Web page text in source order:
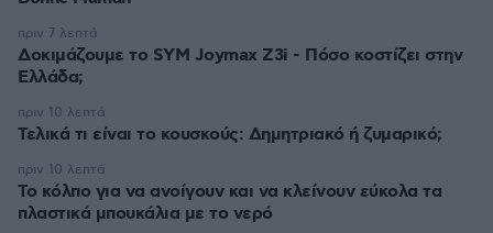
Δοκιμάζουμε το SYM Joymax Z3i - Πόσο κοστίζει στην
Ελλάδα;
πριν 7 λεπτά
Τελικά τι είναι το κουσκούς: Δημητριακό ή ζυμαρικό;
πριν 10 λεπτά
Το κόλπο για να ανοίγουν και να κλείνουν εύκολα τα
πλαστικά μπουκάλια με το νερό
πριν 10 λεπτά